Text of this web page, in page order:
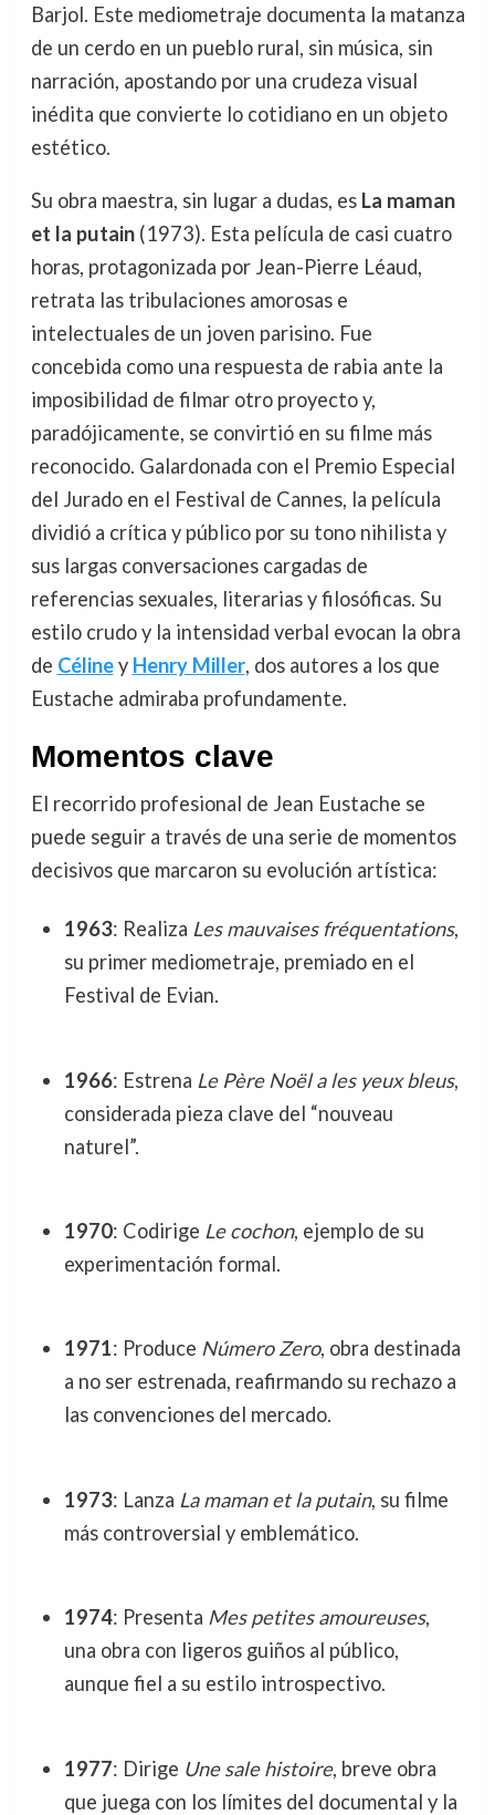
Barjol. Este mediometraje documenta la matanza
de un cerdo en un pueblo rural, sin música, sin
narración, apostando por una crudeza visual
inédita que convierte lo cotidiano en un objeto
estético.
Su obra maestra, sin lugar a dudas, es La maman
et la putain(1973). Esta película de casi cuatro
horas, protagonizada por Jean-Pierre Léaud,
retrata las tribulaciones amorosas e
intelectuales de un joven parisino. Fue
concebida como una respuesta de rabia ante la
imposibilidad de filmar otro proyecto y,
paradójicamente, se convirtió en su filme más
reconocido. Galardonada con el Premio Especial
del Jurado en el Festival de Cannes, la película
dividió a crítica y público por su tono nihilista y
sus largas conversaciones cargadas de
referencias sexuales, literarias y filosóficas. Su
estilo crudo y la intensidad verbal evocan la obra
de Céliney Henry Miller, dos autores a los que
Eustache admiraba profundamente.
Momentos clave
El recorrido profesional de Jean Eustache se
puede seguir a través de una serie de momentos
decisivos que marcaron su evolución artística:
1963: Realiza Les mauvaises fréquentations,
su primer mediometraje, premiado en el
Festival de Evian.
1966: Estrena Le Père Noël a les yeux bleus,
considerada pieza clave del “nouveau
naturel”.
1970: Codirige Le cochon, ejemplo de su
experimentación formal.
1971: Produce Número Zero, obra destinada
a no ser estrenada, reafirmando su rechazo a
las convenciones del mercado.
1973: Lanza La maman et la putain, su filme
más controversial y emblemático.
1974: Presenta Mes petites amoureuses,
una obra con ligeros guiños al público,
aunque fiel a su estilo introspectivo.
1977: Dirige Une sale histoire, breve obra
que juega con los límites del documental y la